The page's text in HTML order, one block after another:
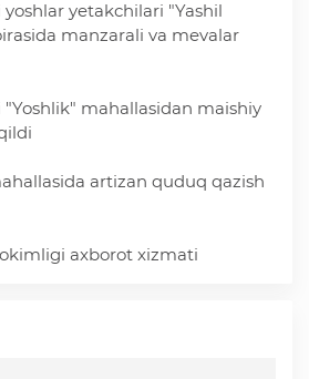
PF-6247 bo'yicha
reestri
yetakchilari "Yashil
manzarali va mevalar
mahallasidan maishiy
artizan quduq qazish
axborot xizmati